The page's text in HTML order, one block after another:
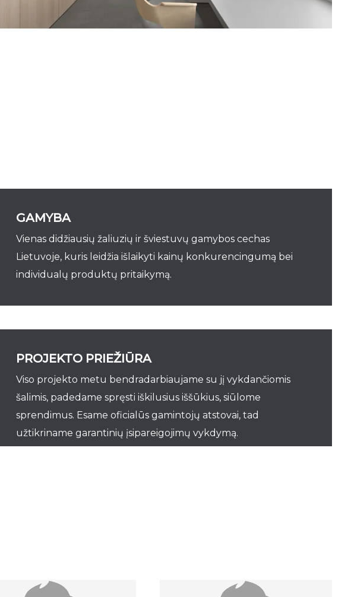
GAMYBA
Vienas didžiausių žaliuzių ir šviestuvų gamybos cechas
Lietuvoje, kuris leidžia išlaikyti kainų konkurencingumą bei
individualų produktų pritaikymą.
PROJEKTO PRIEŽIŪRA
Viso projekto metu bendradarbiaujame su jį vykdančiomis
šalimis, padedame spręsti iškilusius iššūkius, siūlome
sprendimus. Esame oficialūs gamintojų atstovai, tad
užtikriname garantinių įsipareigojimų vykdymą.